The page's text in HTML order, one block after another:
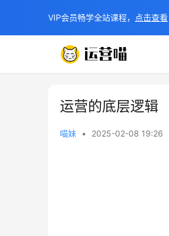
运营的底层逻辑
喵妹 • 2025-02-08 19:26
VIP会员畅学全站课程， 点击查看